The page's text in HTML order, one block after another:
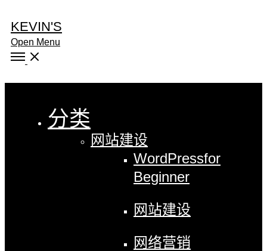
KEVIN'S
Open Menu
分类
网站建设
WordPressfor
Beginner
网站建设
网络营销